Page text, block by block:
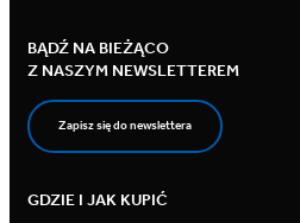
BĄDŹ NA BIEŻĄCO
Z NASZYM NEWSLETTEREM
Zapisz się do newslettera
GDZIE I JAK KUPIĆ